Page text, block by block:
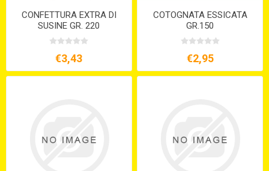
CONFETTURA EXTRA DI
SUSINE GR. 220
€3,43
COTOGNATA ESSICATA
GR.150
€2,95